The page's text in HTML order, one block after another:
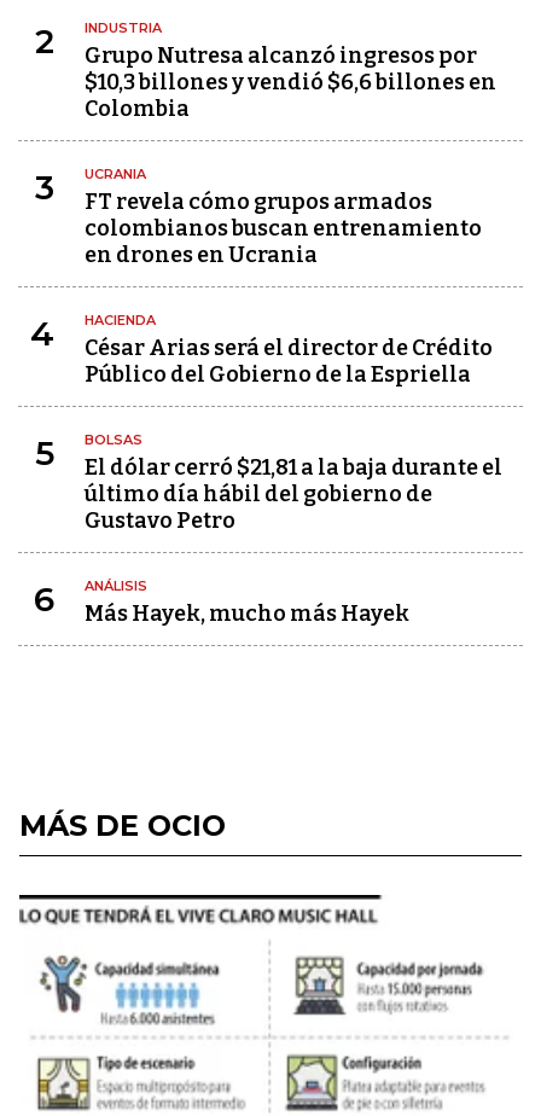
2 INDUSTRIA
Grupo Nutresa alcanzó ingresos por
$10,3 billones y vendió $6,6 billones en
Colombia
3 UCRANIA
FT revela cómo grupos armados
colombianos buscan entrenamiento
en drones en Ucrania
4 HACIENDA
César Arias será el director de Crédito
Público del Gobierno de la Espriella
5 BOLSAS
El dólar cerró $21,81 a la baja durante el
último día hábil del gobierno de
Gustavo Petro
6 ANÁLISIS
Más Hayek, mucho más Hayek
MÁS DE OCIO